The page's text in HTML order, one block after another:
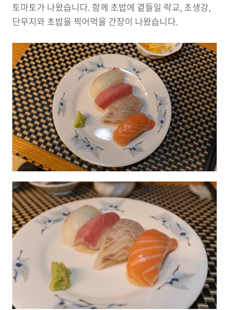
토마토가 나왔습니다. 함께 초밥에 곁들일 락교, 초생강,
단무지와 초밥을 찍어먹을 간장이 나왔습니다.